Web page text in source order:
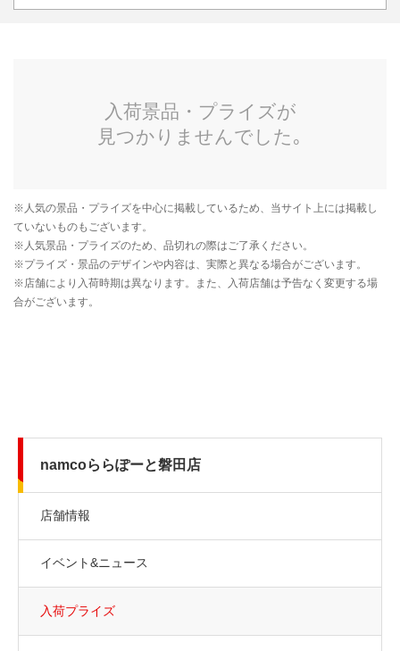
namcoららぽーと磐田店
店舗情報
イベント&ニュース
入荷プライズ